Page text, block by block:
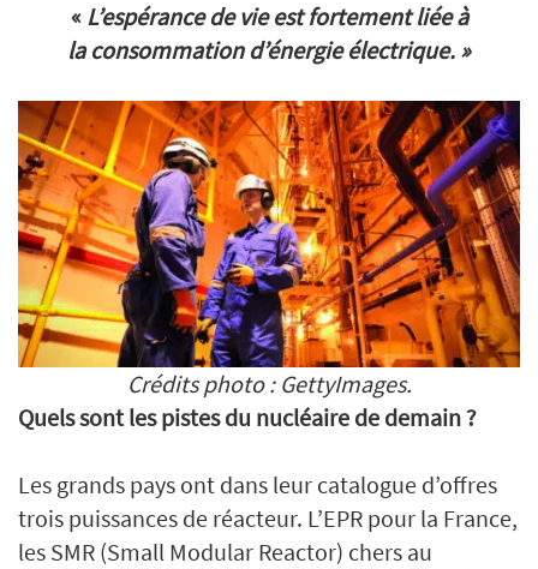
« L’espérance de vie est fortement liée à
la consommation d’énergie électrique. »
Crédits photo : GettyImages.
Quels sont les pistes du nucléaire de demain ?
Les grands pays ont dans leur catalogue d’offres
trois puissances de réacteur. L’EPR pour la France,
les SMR (Small Modular Reactor) chers au